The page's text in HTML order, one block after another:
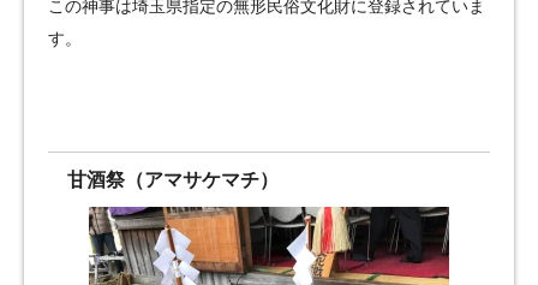
この神事は埼玉県指定の無形民俗文化財に登録されていま
す。
甘酒祭（アマサケマチ）